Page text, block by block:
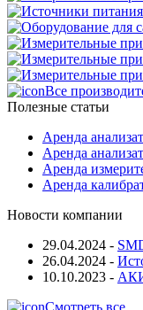
Все
Полезные статьи
Аренда
Аренда
Аренда
Аренда
Новости компании
29.04.2024 -
26.04.2024 -
10.10.2023 -
Смотреть все